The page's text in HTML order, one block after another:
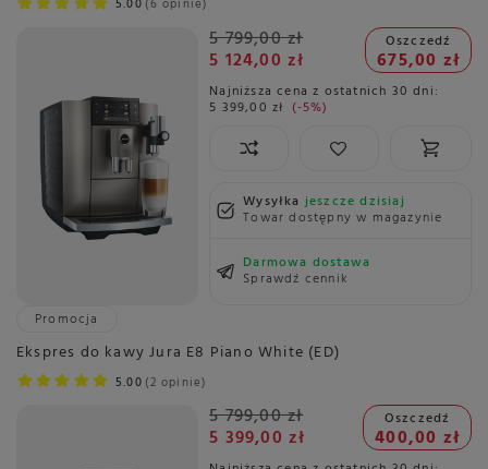
5.00 6 opinie
5 799,00 zł
5 124,00 zł
Oszczedź
675,00 zł
Najniższa cena z ostatnich 30 dni:
5 399,00 zł -5%
Wysyłkajeszcze dzisiaj
Towar dostępny w magazynie
Darmowa dostawa
Sprawdź cennik
Promocja
Ekspres do kawy Jura E8 Piano White (ED)
5.00 2 opinie
5 799,00 zł
5 399,00 zł
Oszczedź
400,00 zł